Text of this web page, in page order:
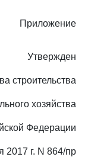
Приложение
Утвержден
строительства
хозяйства
Федерации
2017 г. N 864/пр